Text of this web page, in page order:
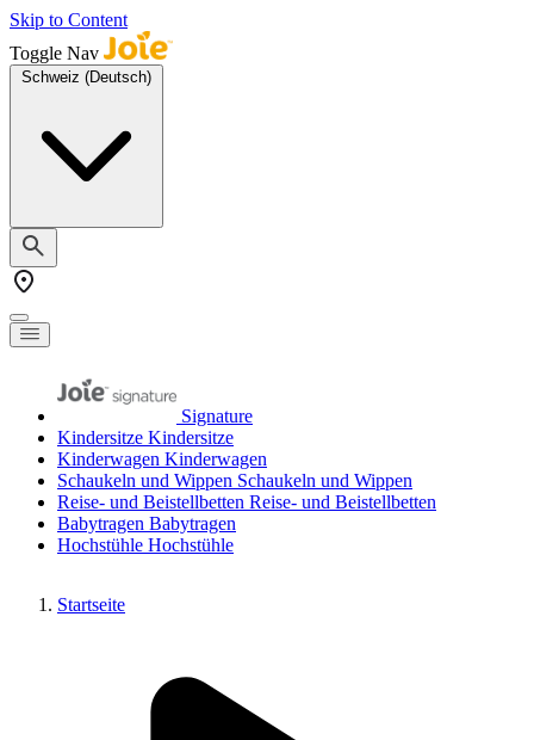
Skip to Content
Toggle Nav
Schweiz (Deutsch)
Signature
Kindersitze Kindersitze
Kinderwagen Kinderwagen
Schaukeln und Wippen Schaukeln und Wippen
Reise- und Beistellbetten Reise- und Beistellbetten
Babytragen Babytragen
Hochstühle Hochstühle
Startseite